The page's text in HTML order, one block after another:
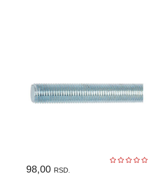
98,00 RSD.